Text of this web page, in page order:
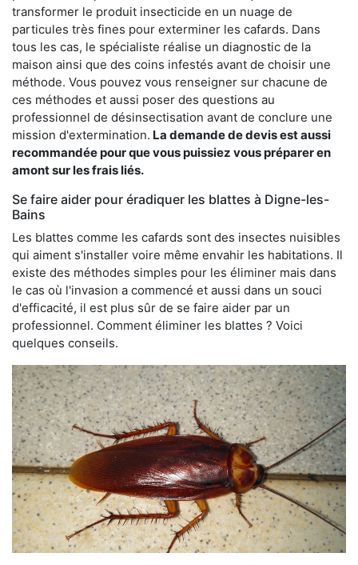
transformer le produit insecticide en un nuage de
particules très fines pour exterminer les cafards. Dans
tous les cas, le spécialiste réalise un diagnostic de la
maison ainsi que des coins infestés avant de choisir une
méthode. Vous pouvez vous renseigner sur chacune de
ces méthodes et aussi poser des questions au
professionnel de désinsectisation avant de conclure une
mission d'extermination. La demande de devis est aussi
recommandée pour que vous puissiez vous préparer en
amont sur les frais liés.
Se faire aider pour éradiquer les blattes à Digne-les-
Bains
Les blattes comme les cafards sont des insectes nuisibles
qui aiment s'installer voire même envahir les habitations. Il
existe des méthodes simples pour les éliminer mais dans
le cas où l'invasion a commencé et aussi dans un souci
d'efficacité, il est plus sûr de se faire aider par un
professionnel. Comment éliminer les blattes ? Voici
quelques conseils.